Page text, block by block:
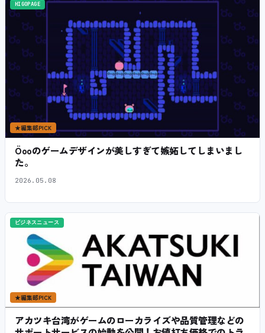
HIGOPAGE
★編集部PICK
Öooのゲームデザインが美しすぎて嫉妬してしまいまし
た。
2026.05.08
ビジネスニュース
★編集部PICK
アカツキ台湾がゲームのローカライズや品質管理などの